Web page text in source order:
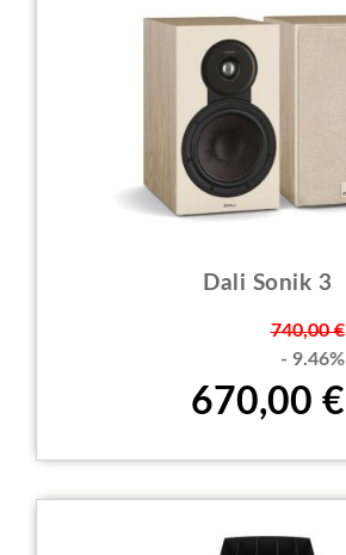
Dali Sonik 3
740,00 €
- 9.46%
670,00 €